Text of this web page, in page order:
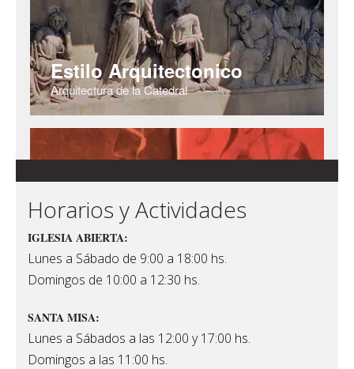
Horarios y Actividades
IGLESIA ABIERTA:
Lunes a Sábado de 9:00 a 18:00 hs.
Domingos de 10:00 a 12:30 hs.
SANTA MISA:
Lunes a Sábados a las 12:00 y 17:00 hs.
Domingos a las 11:00 hs.